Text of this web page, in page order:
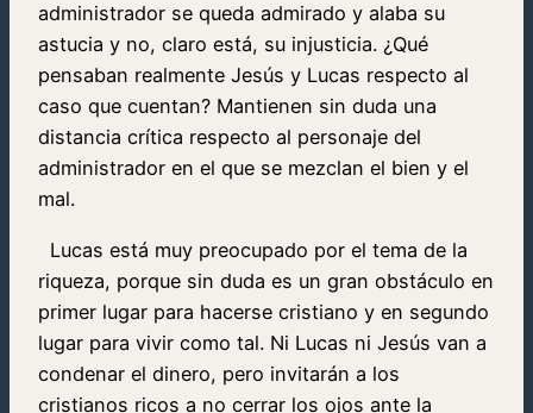
administrador se queda admirado y alaba su
astucia y no, claro está, su injusticia. ¿Qué
pensaban realmente Jesús y Lucas respecto al
caso que cuentan? Mantienen sin duda una
distancia crítica respecto al personaje del
administrador en el que se mezclan el bien y el
mal.
Lucas está muy preocupado por el tema de la
riqueza, porque sin duda es un gran obstáculo en
primer lugar para hacerse cristiano y en segundo
lugar para vivir como tal. Ni Lucas ni Jesús van a
condenar el dinero, pero invitarán a los
cristianos ricos a no cerrar los ojos ante la